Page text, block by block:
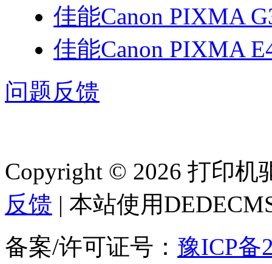
佳能Canon PIXMA
佳能Canon PIXMA
问题反馈
Copyright © 2026 打印
反馈 | 本站使用
备案/许可证号： 豫ICP备